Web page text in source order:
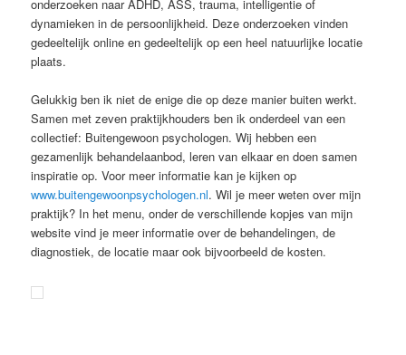
onderzoeken naar ADHD, ASS, trauma, intelligentie of
dynamieken in de persoonlijkheid. Deze onderzoeken vinden
gedeeltelijk online en gedeeltelijk op een heel natuurlijke locatie
plaats.
Gelukkig ben ik niet de enige die op deze manier buiten werkt.
Samen met zeven praktijkhouders ben ik onderdeel van een
collectief: Buitengewoon psychologen. Wij hebben een
gezamenlijk behandelaanbod, leren van elkaar en doen samen
inspiratie op. Voor meer informatie kan je kijken op
www.buitengewoonpsychologen.nl. Wil je meer weten over mijn
praktijk? In het menu, onder de verschillende kopjes van mijn
website vind je meer informatie over de behandelingen, de
diagnostiek, de locatie maar ook bijvoorbeeld de kosten.